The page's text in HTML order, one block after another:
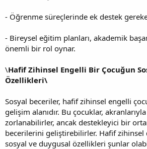
- Öğrenme süreçlerinde ek destek
- Bireysel eğitim planları, akademik
önemli bir rol oynar.
\Hafif Zihinsel Engelli Bir Çocuğun
Özellikleri\
Sosyal beceriler, hafif zihinsel engelli
gelişim alanıdır. Bu çocuklar,
zorlanabilirler, ancak destekleyici bir
becerilerini geliştirebilirler. Hafif zihinsel
sosyal ve duygusal özellikleri şunlar